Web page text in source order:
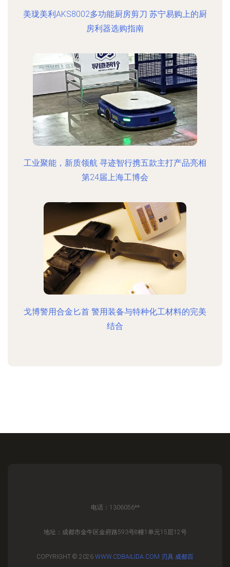
美珑美利AKS8002多功能厨房剪刀 苏宁易购上的厨
房利器选购指南
工业聚能，新质领航 寻迹智行携五款主打产品亮相
第24届上海工博会
戈博警用合金匕首 警用装备与特种化工材料的完美
结合
电话：1306056**
地址：成都市金牛区金府路593号8幢1单元15层12号
COPYRIGHT © 2026 WWW.CDBAILIDA.COM 刃具 成都百